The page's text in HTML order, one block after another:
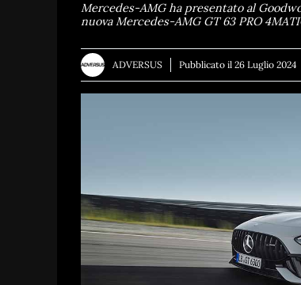
Mercedes-AMG ha presentato al
nuova Mercedes-AMG GT 63 PRO
ADVERSUS Pubblicato il 26 Luglio 2024